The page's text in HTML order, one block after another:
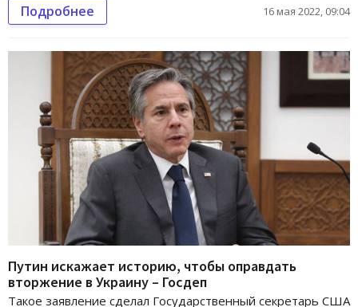
Подробнее 16 мая 2022, 09:04
Путин искажает историю, чтобы оправдать
вторжение в Украину – Госдеп
Такое заявление сделал Государственный секретарь США